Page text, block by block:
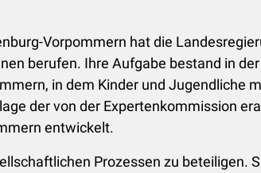
Vorpommern hat die
berufen. Ihre Aufgabe bestand in
in dem Kinder und Jugendliche
der von der Expertenkommission
entwickelt.
Prozessen zu beteiligen.